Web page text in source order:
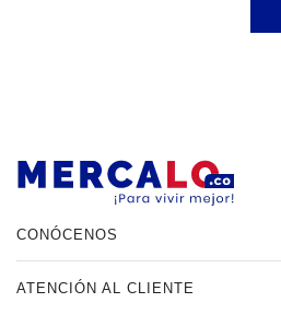
CONÓCENOS
ATENCIÓN AL CLIENTE